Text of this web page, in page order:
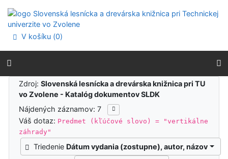
Prejsť na menu
Prehlásenie o webovej prístupnosti
V košíku (0)
Výsledky vyhľadávania
Zdroj:Slovenská lesnícka a drevárska knižnica pri TU
vo Zvolene - Katalóg dokumentov SLDK
Nájdených záznamov: 7
Váš dotaz: Predmet (kľúčové slovo) = "vertikálne
záhrady"
Triedenie Dátum vydania (zostupne), autor, názov